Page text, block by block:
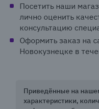
Посетить наши
лично оценить
консультацию
Оформить заказ на
Новокузнецке в
Приведённые на
характеристики,